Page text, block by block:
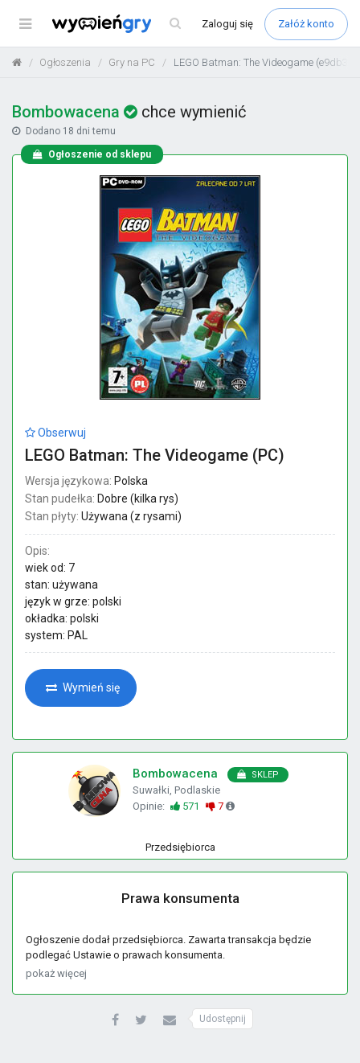
Menu Zaloguj się Załóż konto
Ogłoszenia Gry na PC LEGO Batman: The Videogame
Bombowacena chce wymienić
Dodano 18 dni temu
Ogłoszenie od sklepu
Obserwuj
LEGO Batman: The Videogame (PC)
Wersja językowa: Polska
Stan pudełka: Dobre (kilka rys)
Stan płyty: Używana (z rysami)
Opis:
wiek od: 7
stan: używana
język w grze: polski
okładka: polski
system: PAL
Wymień się
Bombowacena SKLEP
Suwałki, Podlaskie
Opinie:
571 7
Przedsiębiorca
Prawa konsumenta
Ogłoszenie dodał przedsiębiorca. Zawarta transakcja będzie
podlegać Ustawie o prawach konsumenta.
pokaż więcej
Udostępnij